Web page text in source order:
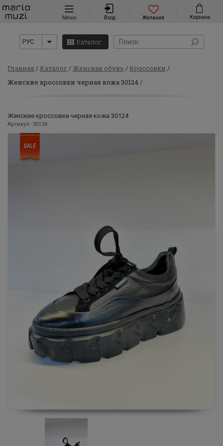
Навигация
Меню Вход Желания Корзина
РУС Каталог
Главная Каталог Женская обувь
Кроссовки
Женские кроссовки черная кожа 30124
Женские кроссовки черная кожа 30124
Артикул: 30124